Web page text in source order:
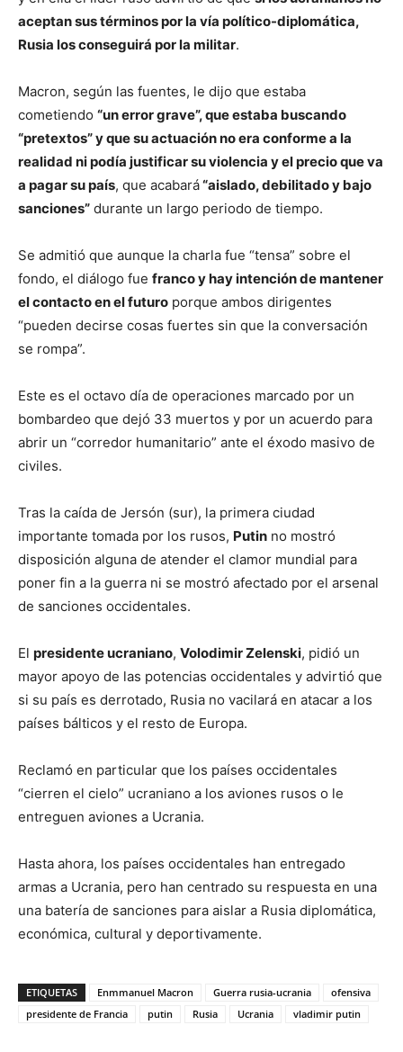
aceptan sus términos por la vía político-diplomática,
Rusia los conseguirá por la militar.
Macron, según las fuentes, le dijo que estaba
cometiendo “un error grave”, que estaba buscando
“pretextos” y que su actuación no era conforme a la
realidad ni podía justificar su violencia y el precio que va
a pagar su país, que acabará“aislado, debilitado y bajo
sanciones” durante un largo periodo de tiempo.
Se admitió que aunque la charla fue “tensa” sobre el
fondo, el diálogo fue franco y hay intención de mantener
el contacto en el futuro porque ambos dirigentes
“pueden decirse cosas fuertes sin que la conversación
se rompa”.
Este es el octavo día de operaciones marcado por un
bombardeo que dejó 33 muertos y por un acuerdo para
abrir un “corredor humanitario” ante el éxodo masivo de
civiles.
Tras la caída de Jersón (sur), la primera ciudad
importante tomada por los rusos, Putin no mostró
disposición alguna de atender el clamor mundial para
poner fin a la guerra ni se mostró afectado por el arsenal
de sanciones occidentales.
El presidente ucraniano, Volodimir Zelenski, pidió un
mayor apoyo de las potencias occidentales y advirtió que
si su país es derrotado, Rusia no vacilará en atacar a los
países bálticos y el resto de Europa.
Reclamó en particular que los países occidentales
“cierren el cielo” ucraniano a los aviones rusos o le
entreguen aviones a Ucrania.
Hasta ahora, los países occidentales han entregado
armas a Ucrania, pero han centrado su respuesta en una
una batería de sanciones para aislar a Rusia diplomática,
económica, cultural y deportivamente.
ETIQUETAS Enmmanuel Macron Guerra rusia-ucrania
ofensiva
presidente de Francia
putin Rusia Ucrania vladimir putin